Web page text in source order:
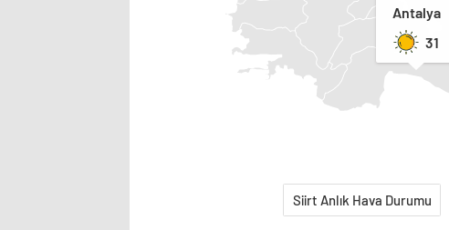
Antalya
31
Siirt Anlık Hava Durumu